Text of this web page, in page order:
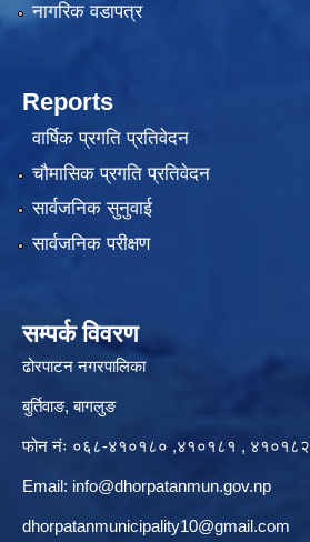
नागरिक वडापत्र
Reports
वार्षिक प्रगति प्रतिवेदन
चौमासिक प्रगति प्रतिवेदन
सार्वजनिक सुनुवाई
सार्वजनिक परीक्षण
सम्पर्क विवरण
ढोरपाटन नगरपालिका
बुर्तिवाङ, बागलुङ
फोन नंः ०६८-४१०१८० ,४१०१८१ , ४१०१८२
Email: info@dhorpatanmun.gov.np
dhorpatanmunicipality10@gmail.com